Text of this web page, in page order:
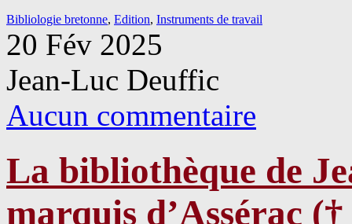
Bibliologie bretonne, Edition, Instruments de travail
20 Fév 2025
Jean-Luc Deuffic
Aucun commentaire
La bibliothèque de
marquis d’Assérac